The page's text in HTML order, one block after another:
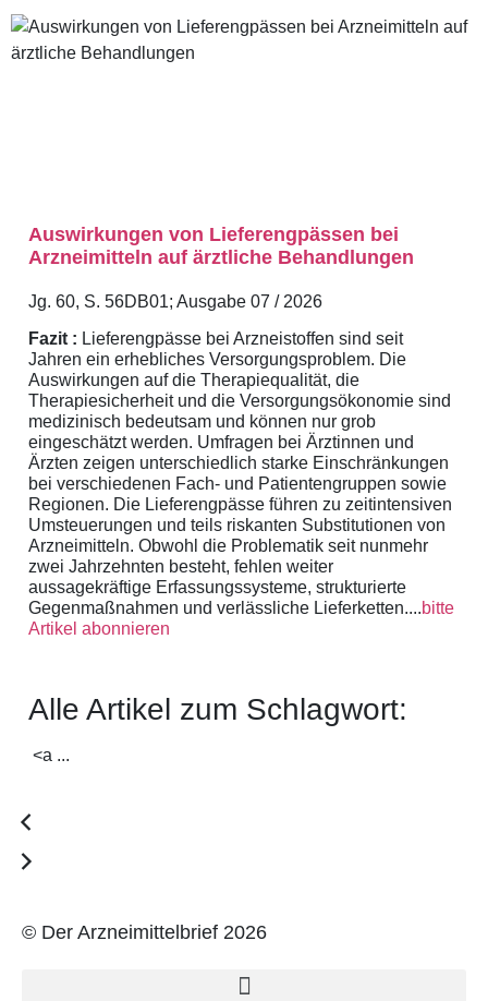
Auswirkungen von Lieferengpässen bei
Arzneimitteln auf ärztliche Behandlungen
Jg. 60, S. 56DB01; Ausgabe 07 / 2026
Fazit : Lieferengpässe bei Arzneistoffen sind seit
Jahren ein erhebliches Versorgungsproblem. Die
Auswirkungen auf die Therapiequalität, die
Therapiesicherheit und die Versorgungsökonomie sind
medizinisch bedeutsam und können nur grob
eingeschätzt werden. Umfragen bei Ärztinnen und
Ärzten zeigen unterschiedlich starke Einschränkungen
bei verschiedenen Fach- und Patientengruppen sowie
Regionen. Die Lieferengpässe führen zu zeitintensiven
Umsteuerungen und teils riskanten Substitutionen von
Arzneimitteln. Obwohl die Problematik seit nunmehr
zwei Jahrzehnten besteht, fehlen weiter
aussagekräftige Erfassungssysteme, strukturierte
Gegenmaßnahmen und verlässliche Lieferketten....bitte
Artikel abonnieren
Alle Artikel zum Schlagwort:
<a ...
© Der Arzneimittelbrief 2026